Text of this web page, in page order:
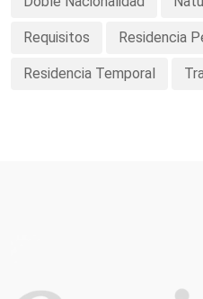
Requisitos Residencia
Residencia Temporal